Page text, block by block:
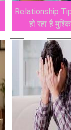
Relationship
हो रहा है